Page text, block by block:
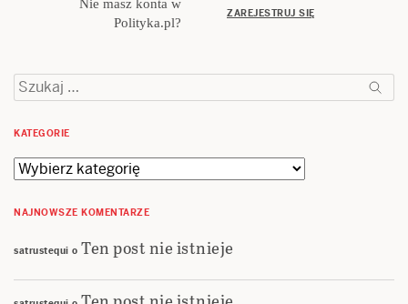
Nie masz konta w
Polityka.pl?
ZAREJESTRUJ SIĘ
Szukaj:
KATEGORIE
Kategorie
NAJNOWSZE KOMENTARZE
satrustequi o Ten post nie istnieje